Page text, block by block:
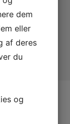
og LOOAD.
dem
eller
af deres
du
og